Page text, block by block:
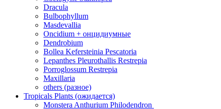
Dracula
Bulbophyllum
Masdevallia
Oncidium + онцидиумные
Dendrobium
Bollea Kefersteinia Pescatoria
Lepanthes Pleurothallis Restrepia
Porroglossum Restrepia
Maxillaria
others (разное)
Tropicals Plants (ожидается)
​​​​​​​Monstera Anthurium Philodendron